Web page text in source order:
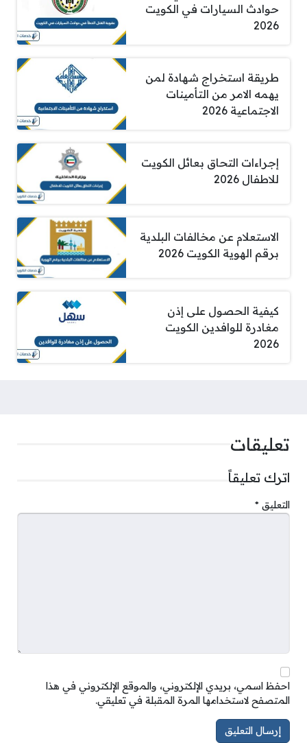
حوادث السيارات في الكويت
2026
طريقة استخراج شهادة لمن
يهمه الامر من التأمينات
الاجتماعية 2026
إجراءات التحاق بعائل الكويت
للاطفال 2026
الاستعلام عن مخالفات البلدية
برقم الهوية الكويت 2026
كيفية الحصول على إذن
مغادرة للوافدين الكويت
2026
تعليقات
اترك تعليقاً
التعليق *
احفظ اسمي، بريدي الإلكتروني، والموقع الإلكتروني في هذا
المتصفح لاستخدامها المرة المقبلة في تعليقي.